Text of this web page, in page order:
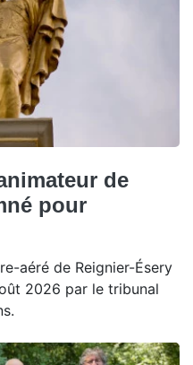
de
pour
aéré de Reignier-Ésery
2026 par le tribunal